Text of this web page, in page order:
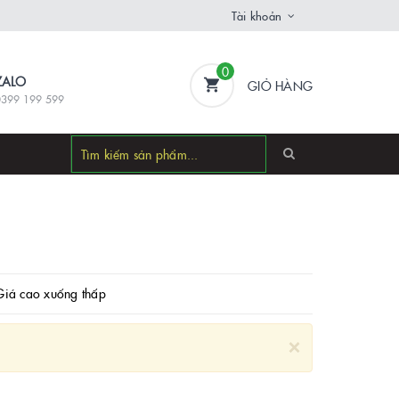
Tài khoản
199 599
0
GIỎ HÀNG
cao xuống thấp
×